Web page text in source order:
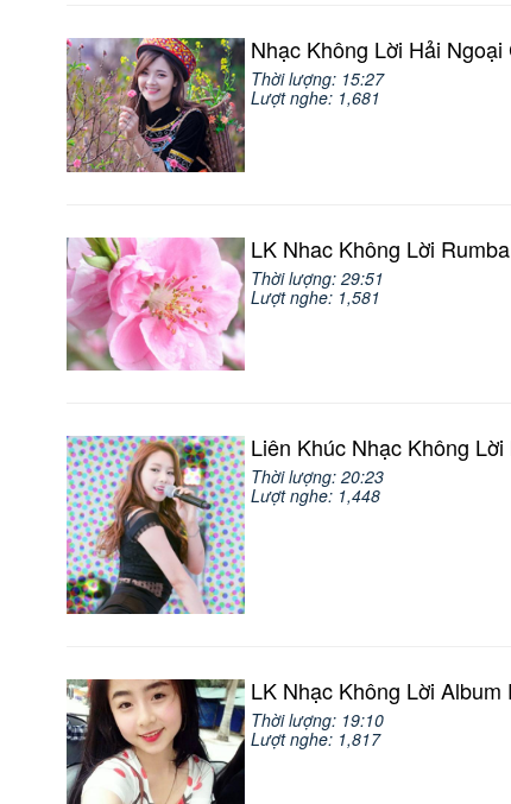
Nhạc Không Lời Hải
Thời lượng: 15:27
Lượt nghe: 1,681
LK Nhac Không Lời
Thời lượng: 29:51
Lượt nghe: 1,581
Liên Khúc Nhạc Không
Thời lượng: 20:23
Lượt nghe: 1,448
LK Nhạc Không Lời
Thời lượng: 19:10
Lượt nghe: 1,817